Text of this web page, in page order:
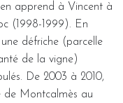
apprend à Vincent à
(1998-1999). En
défriche (parcelle
de la vigne)
De 2003 à 2010,
de Montcalmès au